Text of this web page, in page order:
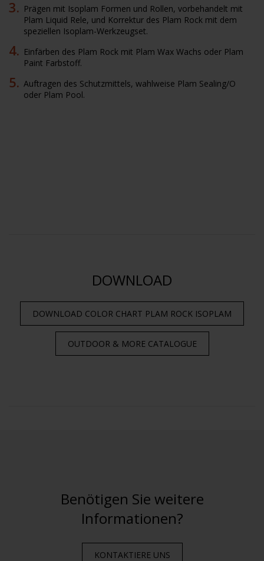
Prägen mit Isoplam Formen und Rollen, vorbehandelt mit
Plam Liquid Rele, und Korrektur des Plam Rock mit dem
speziellen Isoplam-Werkzeugset.
Einfärben des Plam Rock mit Plam Wax Wachs oder Plam
Paint Farbstoff.
Auftragen des Schutzmittels, wahlweise Plam Sealing/O
oder Plam Pool.
DOWNLOAD
DOWNLOAD COLOR CHART PLAM ROCK ISOPLAM
OUTDOOR & MORE CATALOGUE
Benötigen Sie weitere
Informationen?
KONTAKTIERE UNS